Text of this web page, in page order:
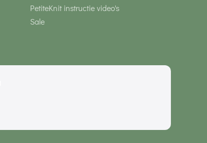
PetiteKnit instructie video's
Sale